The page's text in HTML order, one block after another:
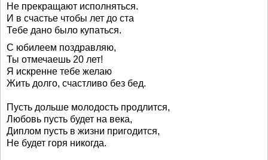
Не прекращают исполняться.
И в счастье чтобы лет до ста
Тебе дано было купаться.
С юбилеем поздравляю,
Ты отмечаешь 20 лет!
Я искренне тебе желаю
Жить долго, счастливо без бед.
Пусть дольше молодость продлится,
Любовь пусть будет на века,
Диплом пусть в жизни пригодится,
Не будет горя никогда.